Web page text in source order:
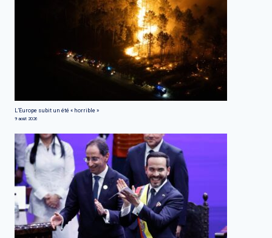
L’Europe subit un été « horrible »
9 août 2026